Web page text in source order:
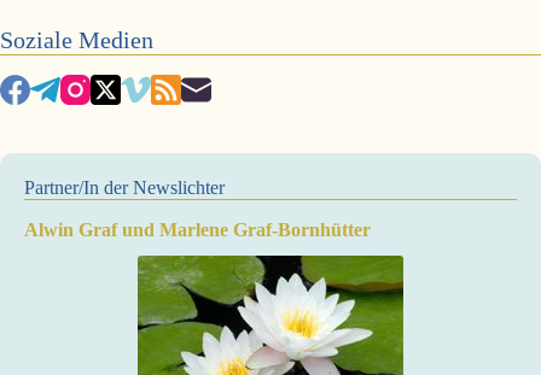
Soziale Medien
Partner/In der Newslichter
Alwin Graf und Marlene Graf-Bornhütter